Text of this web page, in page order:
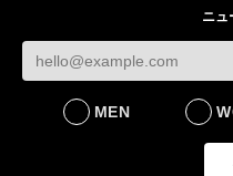
FASHION
ニュ
MEN